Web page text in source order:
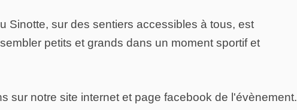
Sinotte, sur des sentiers accessibles à tous, est
petits et grands dans un moment sportif et
sur notre site internet et page facebook de l'évènement.